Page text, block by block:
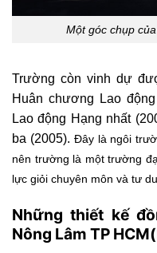
Một góc chụp
Trường còn vinh dự
Huân chương Lao
Lao động Hạng nhất
ba (2005). Đây là ngôi
nên trường là một trường
lực giỏi chuyên môn và tư
Những thiết kế
Nông Lâm TP